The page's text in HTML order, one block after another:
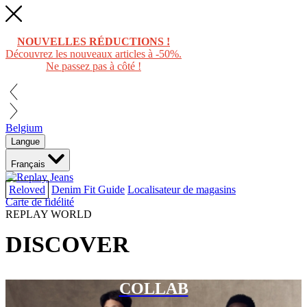
NOUVELLES RÉDUCTIONS !
Découvrez les nouveaux articles à -50%.
Ne passez pas à côté !
Belgium
Langue
Français
Reloved Denim Fit Guide Localisateur de magasins
Carte de fidélité
REPLAY WORLD
DISCOVER
COLLAB